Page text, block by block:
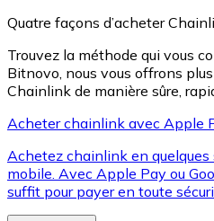
XRP
XRP
Quatre façons d’acheter
Trouvez la méthode qui vous
Bitnovo, nous vous offrons
Chainlink de manière sûre,
Acheter chainlink avec Apple
Achetez chainlink en
mobile. Avec Apple Pay ou
suffit pour payer en toute